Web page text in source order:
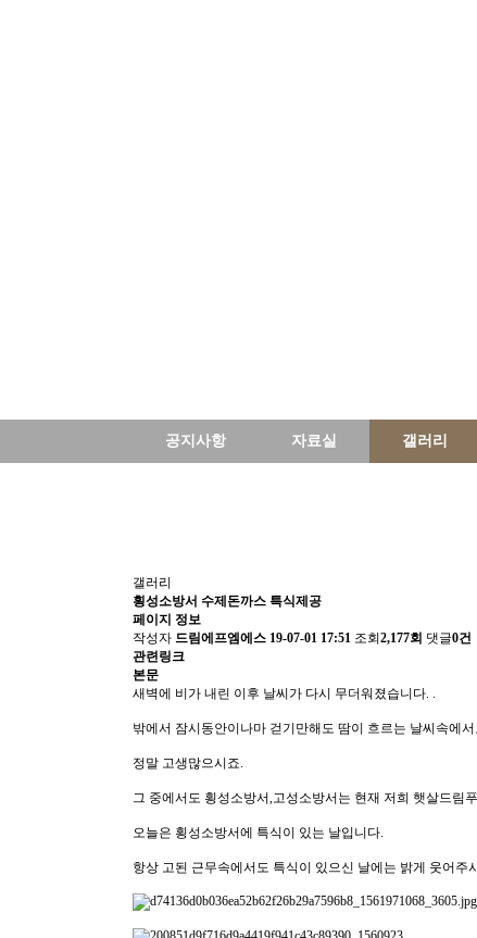
공지사항 자료실 갤러리
갤러리
횡성소방서 수제돈까스 특식제공
페이지 정보
작성자 드림에프엠에스 19-07-01 17:51 조회 2,177회 댓글0건
관련링크
본문
새벽에 비가 내린 이후 날씨가 다시 무더워졌습니다. .
밖에서 잠시동안이나마 걷기만해도 땀이 흐르는 날씨속에
정말 고생많으시죠.
그 중에서도 횡성소방서,고성소방서는 현재 저희 햇살드림
오늘은 횡성소방서에 특식이 있는 날입니다.
항상 고된 근무속에서도 특식이 있으신 날에는 밝게 웃어